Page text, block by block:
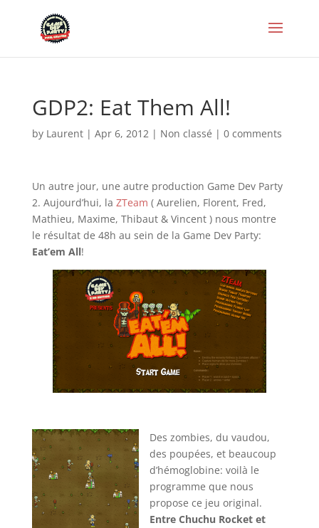
GDP2: Eat Them All!
by Laurent| Apr 6, 2012| Non classé | 0 comments
Un autre jour, une autre production Game Dev Party
2. Aujourd’hui, la ZTeam ( Aurelien, Florent, Fred,
Mathieu, Maxime, Thibaut & Vincent ) nous montre
le résultat de 48h au sein de la Game Dev Party:
Eat’em All!
Des zombies, du vaudou,
des poupées, et beaucoup
d’hémoglobine: voilà le
programme que nous
propose ce jeu original.
Entre Chuchu Rocket et